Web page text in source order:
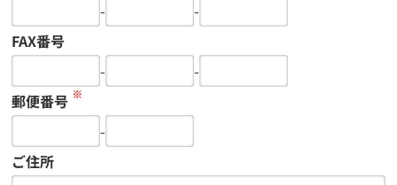
-
-
FAX番号
-
-
郵便番号 ※
-
ご住所